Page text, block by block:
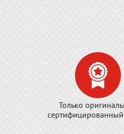
Только
сертифицированный